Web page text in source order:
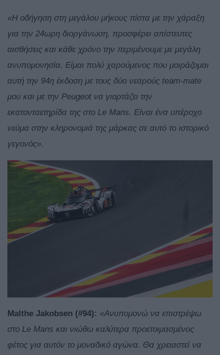
«Η οδήγηση στη μεγάλου μήκους πίστα με την χάραξη
για την 24ωρη διοργάνωση, προσφέρει απίστευτες
αισθήσεις και κάθε χρόνο την περιμένουμε με μεγάλη
ανυπομονησία. Είμαι πολύ χαρούμενος που μοιράζομαι
αυτή την 94η έκδοση με τους δύο νεαρούς team-mate
μου και με την Peugeot να γιορτάζει την
εκατονταετηρίδα της στο Le Mans. Είναι ένα υπέροχο
νεύμα στην κληρονομιά της μάρκας σε αυτό το ιστορικό
γεγονός».
Malthe Jakobsen (#94): «Ανυπομονώ να επιστρέψω
στο Le Mans και νιώθω καλύτερα προετοιμασμένος
φέτος για αυτόν το μοναδικό αγώνα. Θα χρειαστεί να